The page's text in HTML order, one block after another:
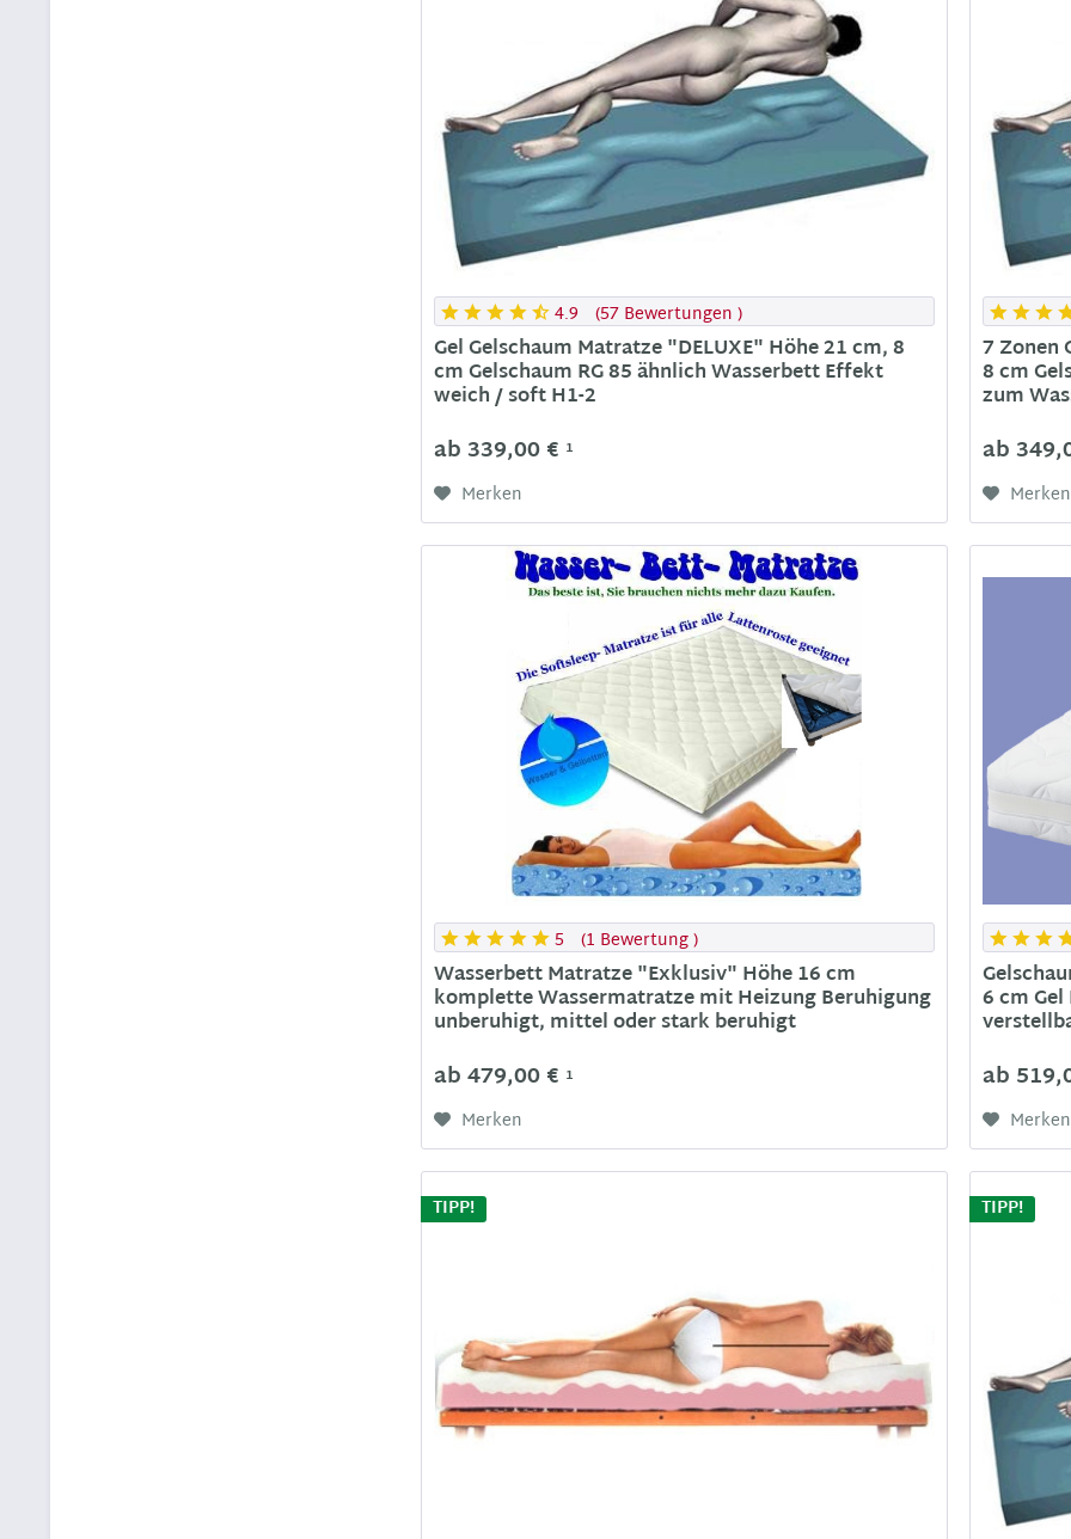
4.9 (57 Bewertungen)
Gel Gelschaum Matratze "DELUXE" Höhe 21 cm, 8
cm Gelschaum RG 85 ähnlich Wasserbett Effekt
weich / soft H1-2
ab 339,00 € 1
Merken
7 Zonen
8 cm
zum
ab
Merken
5 (1 Bewertung)
Wasserbett Matratze "Exklusiv" Höhe 16 cm
komplette Wassermatratze mit Heizung Beruhigung
unberuhigt, mittel oder stark beruhigt
ab 479,00 € 1
Merken
6 cm
ab
Merken
TIPP! TIPP!